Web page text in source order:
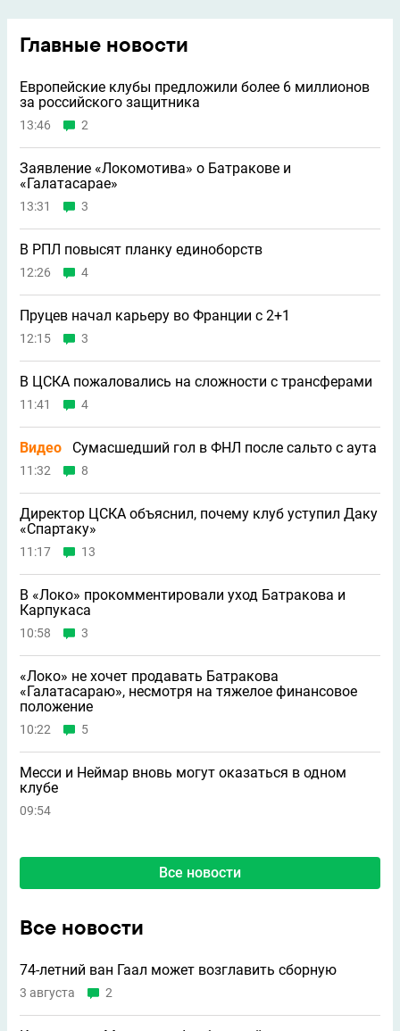
Главные новости
Европейские клубы предложили более 6 миллионов
за российского защитника
13:46 2
Заявление «Локомотива» о Батракове и
«Галатасарае»
13:31 3
В РПЛ повысят планку единоборств
12:26 4
Пруцев начал карьеру во Франции с 2+1
12:15 3
В ЦСКА пожаловались на сложности с трансферами
11:41 4
Видео Сумасшедший гол в ФНЛ после сальто с аута
11:32 8
Директор ЦСКА объяснил, почему клуб уступил Даку
«Спартаку»
11:17 13
В «Локо» прокомментировали уход Батракова и
Карпукаса
10:58 3
«Локо» не хочет продавать Батракова
«Галатасараю», несмотря на тяжелое финансовое
положение
10:22 5
Месси и Неймар вновь могут оказаться в одном
клубе
09:54
Все новости
Все новости
74-летний ван Гаал может возглавить сборную
3 августа 2